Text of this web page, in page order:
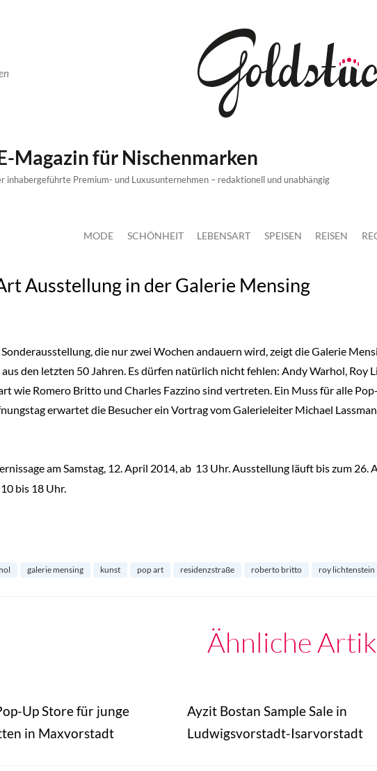
Magazin für Nischenmarken
inhabergeführte Premium- und Luxusunternehmen – redaktionell und unabhängig
MODE SCHÖNHEIT LEBENSART SPEISEN REISEN
Ausstellung in der Galerie Mensing
die nur zwei Wochen andauern wird, zeigt die Galerie
den letzten 50 Jahren. Es dürfen natürlich nicht fehlen: Andy Warhol, Roy
wie Romero Britto und Charles Fazzino sind vertreten. Ein Muss für alle
erwartet die Besucher ein Vortrag vom Galerieleiter Michael
am Samstag, 12. April 2014, ab 13 Uhr. Ausstellung läuft bis zum 26.
bis 18 Uhr.
galerie mensing kunst pop art residenzstraße roberto britto roy lichtenstein
Ähnliche
Up Store für junge
in Maxvorstadt
Ayzit Bostan Sample Sale in
Ludwigsvorstadt-Isarvorstadt